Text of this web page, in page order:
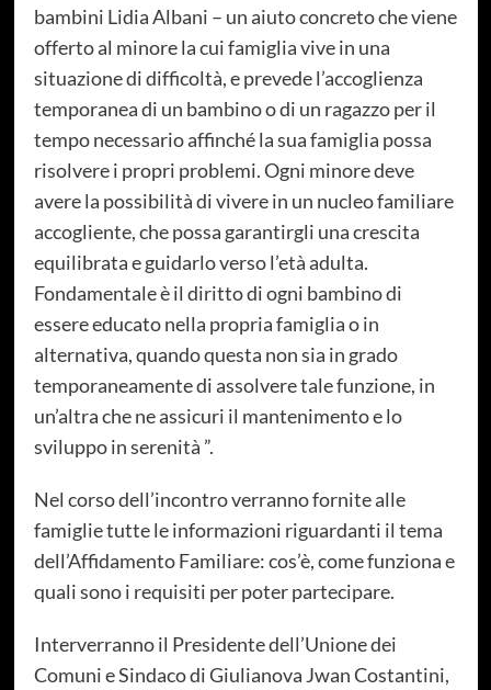
bambini Lidia Albani – un aiuto concreto che viene
offerto al minore la cui famiglia vive in una
situazione di difficoltà, e prevede l’accoglienza
temporanea di un bambino o di un ragazzo per il
tempo necessario affinché la sua famiglia possa
risolvere i propri problemi. Ogni minore deve
avere la possibilità di vivere in un nucleo familiare
accogliente, che possa garantirgli una crescita
equilibrata e guidarlo verso l’età adulta.
Fondamentale è il diritto di ogni bambino di
essere educato nella propria famiglia o in
alternativa, quando questa non sia in grado
temporaneamente di assolvere tale funzione, in
un’altra che ne assicuri il mantenimento e lo
sviluppo in serenità ”.
Nel corso dell’incontro verranno fornite alle
famiglie tutte le informazioni riguardanti il tema
dell’Affidamento Familiare: cos’è, come funziona e
quali sono i requisiti per poter partecipare.
Interverranno il Presidente dell’Unione dei
Comuni e Sindaco di Giulianova Jwan Costantini,